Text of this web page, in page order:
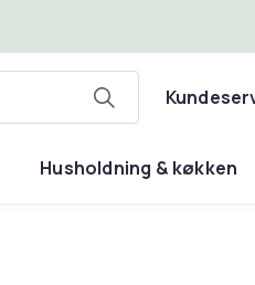
Husholdning & køkken